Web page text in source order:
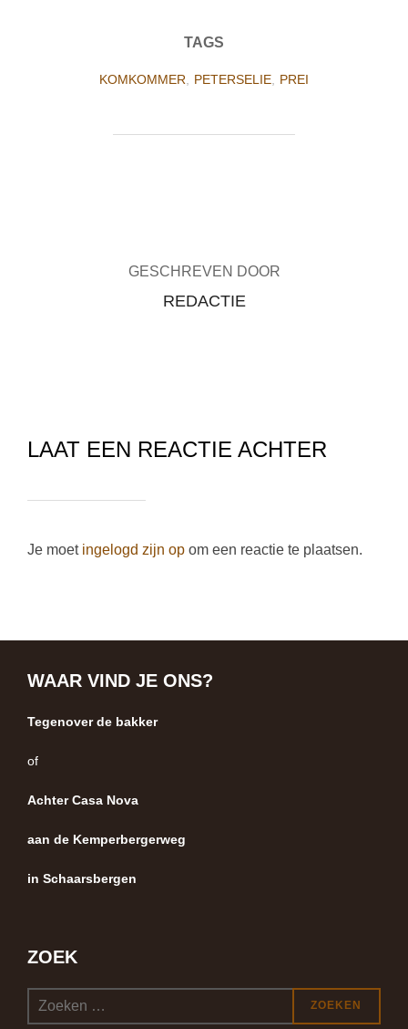
TAGS
KOMKOMMER PETERSELIE PREI
GESCHREVEN DOOR
REDACTIE
LAAT EEN REACTIE ACHTER
Je moet ingelogd zijn op om een reactie te plaatsen.
WAAR VIND JE ONS?
Tegenover de bakker
of
Achter Casa Nova
aan de Kemperbergerweg
in Schaarsbergen
ZOEK
Zoek
ZOEKEN